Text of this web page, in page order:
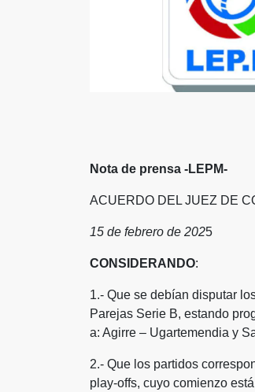
Nota de prensa -LEPM-
ACUERDO DEL JUEZ DE
15 de febrero de 2025
CONSIDERANDO:
1.- Que se debían disputar
Parejas Serie B, estando
a: Agirre – Ugartemendia y
2.- Que los partidos
play-offs, cuyo comienzo